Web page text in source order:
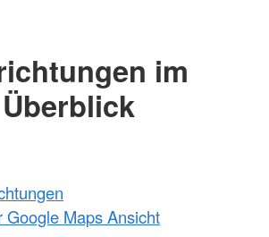
im
Überblick
Google Maps Ansicht